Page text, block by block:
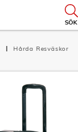
SÖK
Hårda Resväskor